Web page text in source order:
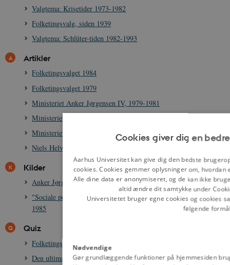
Valgtema: Krisetider 1973-1982
Folketingsvalg, siden 1939
Valgtema: Schlüter-tiden 1982-1993
Artikler
Folketingsvalget 1984
Folketingsvalget 1979
Ministeriet Anker Jørgensen IV, 1979-1981
Ministeriet Anker Jørgensen V, 1981-1982
Ministeriet Poul Schlüter I(a), 1982-1984
Niels Helveg Petersen, 1939-2017
Kilder
Anker Jørgensen: ”Eftersommeren 1982”, 1990
"Sociale pensioner pr. 1. april 1985", artikel i Fagbladet, 10. maj
1985
Quiz
Folketingsvalgsquiz 1968-1982
Den ultimative folketingsvalgsquiz
Cookies giver dig en
Aarhus Universitet kan give dig den bedste
cookies. Cookies gemmer oplysninger om,
Alle dine data er anonymiseret, og de kan ikke
altid ændre dit samtykke under
Universitetet bruger egne cookies og cookies
følgende
Nødvendige
Gør grundlæggende funktioner på hjemmesiden